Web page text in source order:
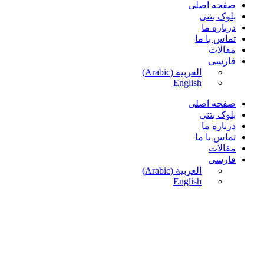
صفحه اصلی
بلوک بتنی
درباره ما
تماس با ما
مقالات
فارسی
العربية (
Arabic
)
English
صفحه اصلی
بلوک بتنی
درباره ما
تماس با ما
مقالات
فارسی
العربية (
Arabic
)
English